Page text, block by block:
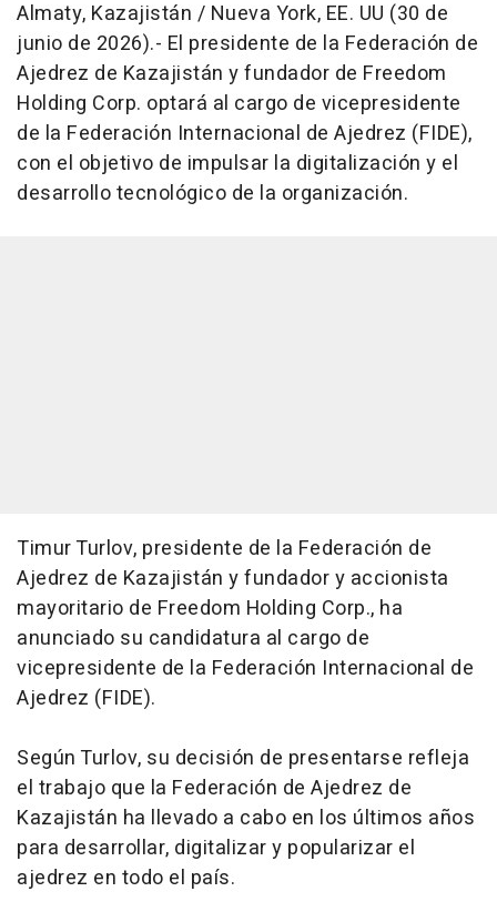
Almaty, Kazajistán / Nueva York, EE. UU (30 de
junio de 2026).- El presidente de la Federación de
Ajedrez de Kazajistán y fundador de Freedom
Holding Corp. optará al cargo de vicepresidente
de la Federación Internacional de Ajedrez (FIDE),
con el objetivo de impulsar la digitalización y el
desarrollo tecnológico de la organización.
Timur Turlov, presidente de la Federación de
Ajedrez de Kazajistán y fundador y accionista
mayoritario de Freedom Holding Corp., ha
anunciado su candidatura al cargo de
vicepresidente de la Federación Internacional de
Ajedrez (FIDE).
Según Turlov, su decisión de presentarse refleja
el trabajo que la Federación de Ajedrez de
Kazajistán ha llevado a cabo en los últimos años
para desarrollar, digitalizar y popularizar el
ajedrez en todo el país.